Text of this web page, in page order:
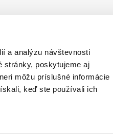
a analýzu návštevnosti
stránky, poskytujeme aj
môžu príslušné informácie
keď ste používali ich